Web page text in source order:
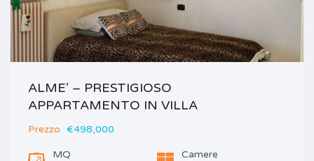
ALME’ – PRESTIGIOSO
APPARTAMENTO IN VILLA
Prezzo €498,000
MQ Camere